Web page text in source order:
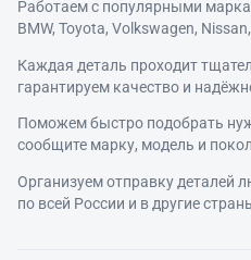
Работаем с популярными
BMW, Toyota, Volkswagen,
Каждая деталь проходит
гарантируем качество и
Поможем быстро подобрать
сообщите марку, модель и
Организуем отправку деталей
по всей России и в другие